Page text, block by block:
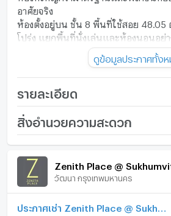
อาศัยจริง
ห้องตั้งอยู่บน ชั้น 8 พื้นที่ใช้สอย 48.05
โปร่ง แยกพื้นที่นั่งเล่นและห้องนอนอย่
Walk-in Closet ขนาดใช้งานได้จริง ซึ่
ค่อยพบในคอนโด 1 ห้องนอนทั่วไป ห้องรั
แนว BTS ให้บรรยากาศเมืองที่มีชีวิตชีว
การเดินถึง BTS พระโขนง 500 เมตร ห้
สำหรับอยู่อาศัยเองและลงทุนปล่อยเช่า
Key Highlights
• 1 ห้องนอน | 1 ห้องน้ำ
• พื้นที่ใช้สอย 48.05 ตร.ม. (ห้องใหญ่กว่
• ชั้น 8
ดูข้อมูลประกาศทั้งห
รายละเอียด
ชื่อโครงการ
รูปแบบห้อง
สิ่งอำนวยความสะดวก
ภายในห้อง ภายในโครงการ
เฟอร์นิเจอร์
โทรศัพท์บ้าน
Zenith Place @
วัฒนา กรุงเทพมหานคร